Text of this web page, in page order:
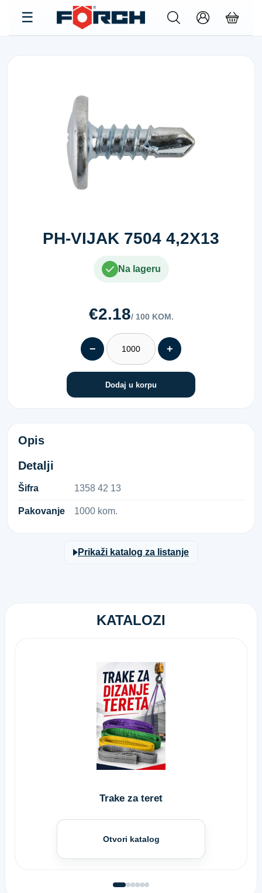
PH-VIJAK 7504 4,2X13
Na lageru
€2.18/ 100 KOM.
− +
Dodaj u korpu
PH-VIJAK 7504 4,2X13
Opis
Detalji
Šifra 1​3​5​8​ ​4​2​ ​1​3​
Pakovanje 1000 kom.
Prikaži katalog za listanje
KATALOZI
Trake za teret
Otvori katalog